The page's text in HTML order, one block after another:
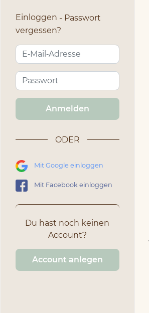
Einloggen
Passwort
vergessen?
Anmelden
ODER
Mit Google einloggen
Mit Facebook einloggen
Du hast noch keinen
Account?
Account anlegen
Würfelgespräche –
Senioren
2.99 € inkl. MwSt.